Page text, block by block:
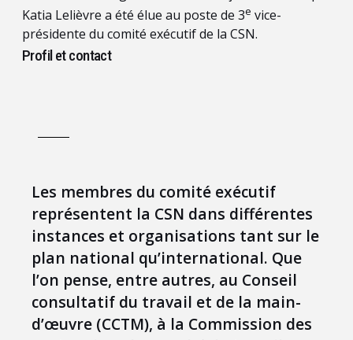
Katia Lelièvre a été élue au poste de 3e vice-
présidente du comité exécutif de la CSN.
Profil et contact
Les membres du comité exécutif
représentent la CSN dans différentes
instances et organisations tant sur le
plan national qu’international. Que
l’on pense, entre autres, au Conseil
consultatif du travail et de la main-
d’œuvre (CCTM), à la Commission des